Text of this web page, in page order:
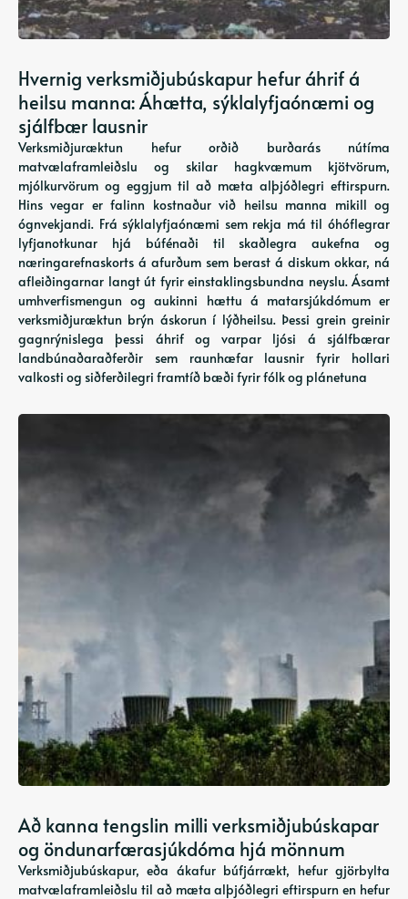
Hvernig verksmiðjubúskapur hefur áhrif á
heilsu manna: Áhætta, sýklalyfjaónæmi og
sjálfbær lausnir
Verksmiðjuræktun hefur orðið burðarás nútíma
matvælaframleiðslu og skilar hagkvæmum kjötvörum,
mjólkurvörum og eggjum til að mæta alþjóðlegri eftirspurn.
Hins vegar er falinn kostnaður við heilsu manna mikill og
ógnvekjandi. Frá sýklalyfjaónæmi sem rekja má til óhóflegrar
lyfjanotkunar hjá búfénaði til skaðlegra aukefna og
næringarefnaskorts á afurðum sem berast á diskum okkar, ná
afleiðingarnar langt út fyrir einstaklingsbundna neyslu. Ásamt
umhverfismengun og aukinni hættu á matarsjúkdómum er
verksmiðjuræktun brýn áskorun í lýðheilsu. Þessi grein greinir
gagnrýnislega þessi áhrif og varpar ljósi á sjálfbærar
landbúnaðaraðferðir sem raunhæfar lausnir fyrir hollari
valkosti og siðferðilegri framtíð bæði fyrir fólk og plánetuna
Að kanna tengslin milli verksmiðjubúskapar
og öndunarfærasjúkdóma hjá mönnum
Verksmiðjubúskapur, eða ákafur búfjárrækt, hefur gjörbylta
matvælaframleiðslu til að mæta alþjóðlegri eftirspurn en hefur